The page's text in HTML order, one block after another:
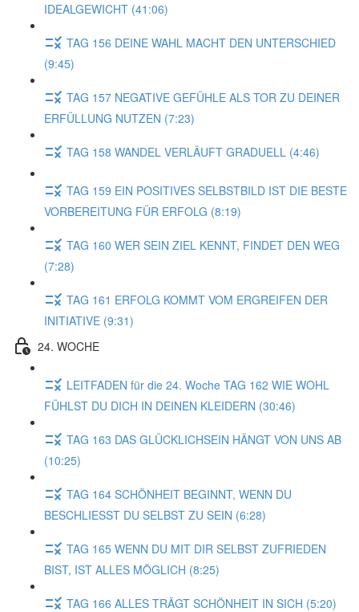
IDEALGEWICHT (41:06)
TAG 156 DEINE WAHL MACHT DEN UNTERSCHIED
(9:45)
TAG 157 NEGATIVE GEFÜHLE ALS TOR ZU DEINER
ERFÜLLUNG NUTZEN (7:23)
TAG 158 WANDEL VERLÄUFT GRADUELL (4:46)
TAG 159 EIN POSITIVES SELBSTBILD IST DIE BESTE
VORBEREITUNG FÜR ERFOLG (8:19)
TAG 160 WER SEIN ZIEL KENNT, FINDET DEN WEG
(7:28)
TAG 161 ERFOLG KOMMT VOM ERGREIFEN DER
INITIATIVE (9:31)
24. WOCHE
LEITFADEN für die 24. Woche TAG 162 WIE WOHL
FÜHLST DU DICH IN DEINEN KLEIDERN (30:46)
TAG 163 DAS GLÜCKLICHSEIN HÄNGT VON UNS AB
(10:25)
TAG 164 SCHÖNHEIT BEGINNT, WENN DU
BESCHLIESST DU SELBST ZU SEIN (6:28)
TAG 165 WENN DU MIT DIR SELBST ZUFRIEDEN
BIST, IST ALLES MÖGLICH (8:25)
TAG 166 ALLES TRÄGT SCHÖNHEIT IN SICH (5:20)